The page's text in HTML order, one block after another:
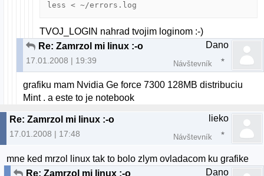
less < ~/errors.log
TVOJ_LOGIN nahrad tvojim loginom :-)
Re: Zamrzol mi linux :-o
17.01.2008 | 19:39
Dano
Návštevník
grafiku mam Nvidia Ge force 7300 128MB distribuciu
Mint . a este to je notebook
Re: Zamrzol mi linux :-o
17.01.2008 | 17:48
lieko
Návštevník
mne ked mrzol linux tak to bolo zlym ovladacom ku grafike
Re: Zamrzol mi linux :-o
Dano